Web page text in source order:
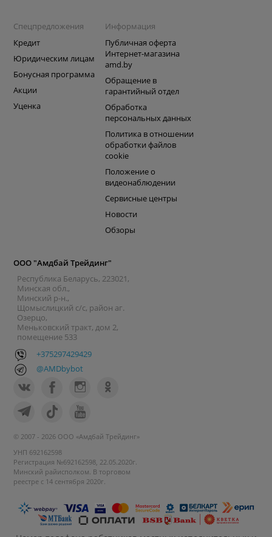
Спецпредложения
Кредит
Юридическим лицам
Бонусная программа
Акции
Уценка
Информация
Публичная оферта
Интернет-магазина
amd.by
Обращение в
гарантийный отдел
Обработка
персональных данных
Политика в отношении
обработки файлов
cookie
Положение о
видеонаблюдении
Сервисные центры
Новости
Обзоры
ООО "Амдбай Трейдинг"
Республика Беларусь, 223021,
Минская обл.,
Минский р-н.,
Щомыслицкий с/с, район аг.
Озерцо,
Меньковский тракт, дом 2,
помещение 533
+375297429429
@AMDbybot
© 2007 - 2026 ООО «Амдбай Трейдинг»
УНП 692162598
Регистрация №692162598, 22.05.2020г.
Минский райисполком. В торговом
реестре с 14 сентября 2020г.